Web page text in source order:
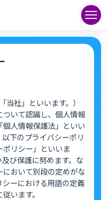
社」といいます。）
いて認識し、個人情報
人情報保護法」といい
下のプライバシーポリ
リシー」といいま
び保護に努めます。な
おいて別段の定めがな
ーにおける用語の定義
います。